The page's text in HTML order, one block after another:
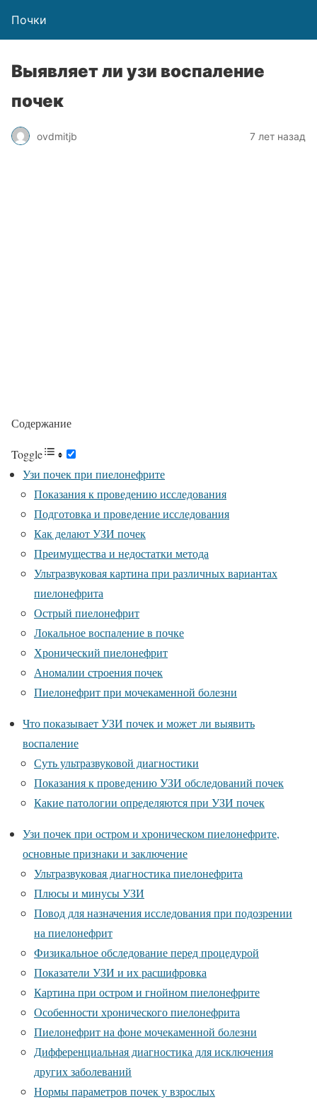
Почки
Выявляет ли узи воспаление
почек
ovdmitjb 7 лет назад
Содержание
Toggle
Узи почек при пиелонефрите
Показания к проведению исследования
Подготовка и проведение исследования
Как делают УЗИ почек
Преимущества и недостатки метода
Ультразвуковая картина при различных вариантах
пиелонефрита
Острый пиелонефрит
Локальное воспаление в почке
Хронический пиелонефрит
Аномалии строения почек
Пиелонефрит при мочекаменной болезни
Что показывает УЗИ почек и может ли выявить
воспаление
Суть ультразвуковой диагностики
Показания к проведению УЗИ обследований почек
Какие патологии определяются при УЗИ почек
Узи почек при остром и хроническом пиелонефрите,
основные признаки и заключение
Ультразвуковая диагностика пиелонефрита
Плюсы и минусы УЗИ
Повод для назначения исследования при подозрении
на пиелонефрит
Физикальное обследование перед процедурой
Показатели УЗИ и их расшифровка
Картина при остром и гнойном пиелонефрите
Особенности хронического пиелонефрита
Пиелонефрит на фоне мочекаменной болезни
Дифференциальная диагностика для исключения
других заболеваний
Нормы параметров почек у взрослых